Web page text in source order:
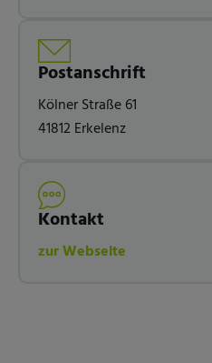
Postanschrift
Kölner Straße 61
41812 Erkelenz
Kontakt
zur Webseite